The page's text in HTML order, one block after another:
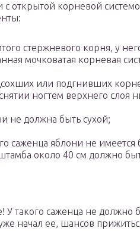
с открытой корневой
стержневого корня, у
мочковатая корневая
или подгнивших
ногтем верхнего
не должна быть сухой;
саженца яблони не
около 40 см должно
У такого саженца не должно
начал ее, шансов